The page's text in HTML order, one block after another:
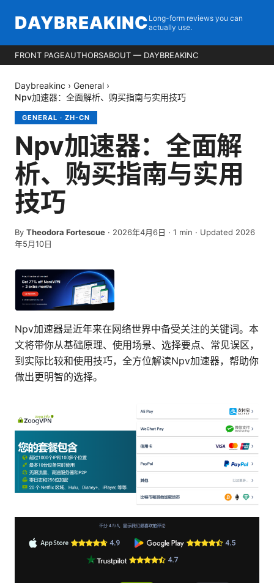
DAYBREAKINC Long-form reviews you can
actually use.
FRONT PAGEAUTHORSABOUT — DAYBREAKINC
Daybreakinc › General ›
Npv加速器：全面解析、购买指南与实用技巧
GENERAL · ZH-CN
Npv加速器：全面解
析、购买指南与实用
技巧
By Theodora Fortescue · 2026年4月6日 · 1 min · Updated 2026
年5月10日
Npv加速器是近年来在网络世界中备受关注的关键词。本
文将带你从基础原理、使用场景、选择要点、常见误区，
到实际比较和使用技巧，全方位解读Npv加速器，帮助你
做出更明智的选择。